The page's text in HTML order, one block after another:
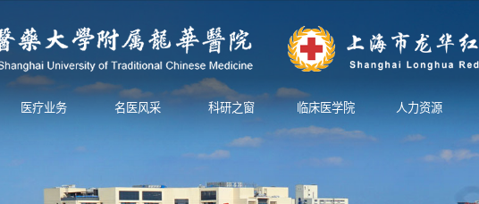
医疗业务 名医风采 科研之窗 临床医学院 人力资源